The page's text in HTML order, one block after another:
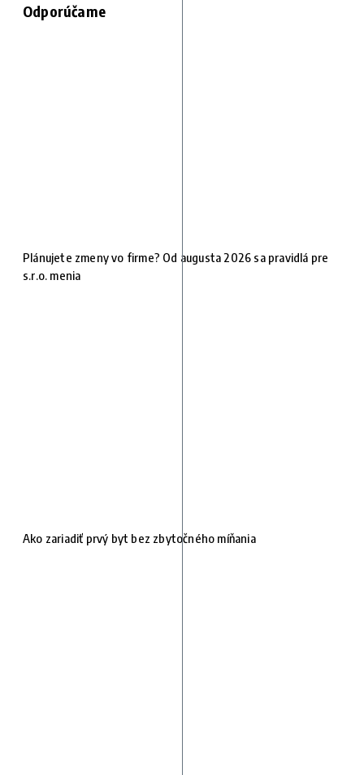
Odporúčame
Plánujete zmeny vo firme? Od augusta 2026 sa pravidlá pre
s.r.o. menia
Ako zariadiť prvý byt bez zbytočného míňania